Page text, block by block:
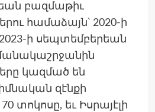
բազմաթիւ
համաձայն՝ 2020-ի
ի սեպտեմբերեան
կազմած են
զէնքի
տոկոսը, եւ Իսրայէլի